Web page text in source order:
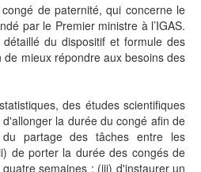
de paternité, qui concerne le
par le Premier ministre à l’IGAS.
du dispositif et formule des
de mieux répondre aux besoins des
des études scientifiques
la durée du congé afin de
partage des tâches entre les
de porter la durée des congés de
semaines ; (iii) d'instaurer un